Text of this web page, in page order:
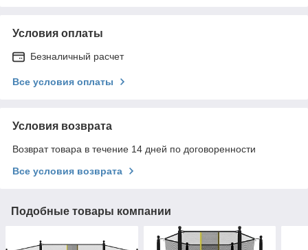
Условия оплаты
Безналичный расчет
Все условия оплаты
Условия возврата
Возврат товара в течение 14 дней по договоренности
Все условия возврата
Подобные товары компании